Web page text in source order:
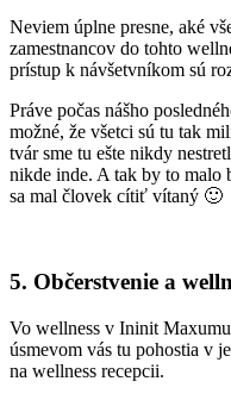
Neviem úplne presne, aké
zamestnancov do tohto
prístup k návšetvníkom sú
Práve počas nášho
možné, že všetci sú tu tak
tvár sme tu ešte nikdy
nikde inde. A tak by to
sa mal človek cítiť vítaný 🙂
5. Občerstvenie a
Vo wellness v Ininit
úsmevom vás tu pohostia v
na wellness recepcii.